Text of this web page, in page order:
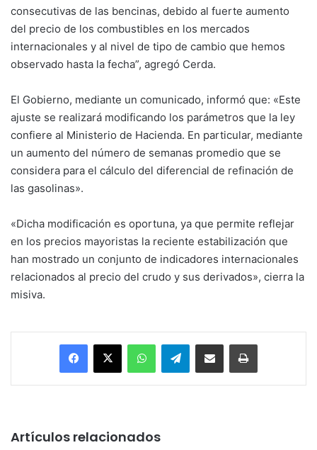
consecutivas de las bencinas, debido al fuerte aumento
del precio de los combustibles en los mercados
internacionales y al nivel de tipo de cambio que hemos
observado hasta la fecha”, agregó Cerda.
El Gobierno, mediante un comunicado, informó que: «Este
ajuste se realizará modificando los parámetros que la ley
confiere al Ministerio de Hacienda. En particular, mediante
un aumento del número de semanas promedio que se
considera para el cálculo del diferencial de refinación de
las gasolinas».
«Dicha modificación es oportuna, ya que permite reflejar
en los precios mayoristas la reciente estabilización que
han mostrado un conjunto de indicadores internacionales
relacionados al precio del crudo y sus derivados», cierra la
misiva.
Facebook
X WhatsAppTelegramEnviar vía email Imprimir
Artículos relacionados